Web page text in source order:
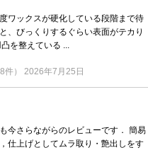
ワックスが硬化している段階まで待
、びっくりするぐらい表面がテカり
を整えている ...
） 2026年7月25日
今さらながらのレビューです． 簡易
仕上げとしてムラ取り・艶出しをす